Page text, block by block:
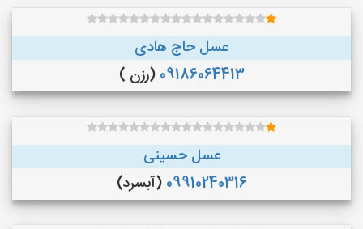
عسل حاج هادی
09186064413 (رزن )
عسل حسینی
09910240316 (آبسرد)